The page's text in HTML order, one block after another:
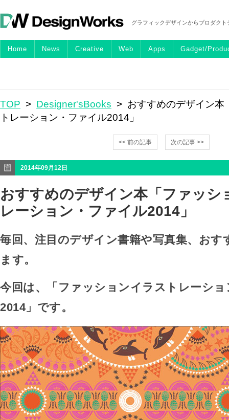
グラフィックデザインからプロダク
Home News Creative Web Apps Gadget/
TOP > Designer'sBooks > おすすめのデザイン本
トレーション・ファイル2014」
<< 前の記事 次の記事 >>
2014年09月12日
おすすめのデザイン本「ファッシ
レーション・ファイル2014」
毎回、注目のデザイン書籍や写真集、おす
ます。
今回は、「ファッションイラストレーシ
2014」です。